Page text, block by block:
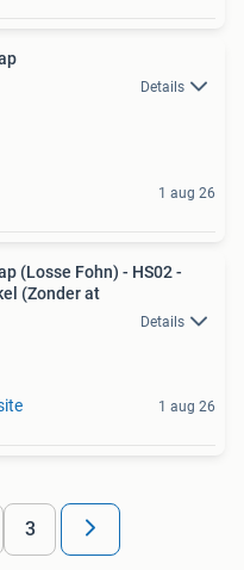
Details
1 aug 26
(Losse Fohn) - HS02 -
(Zonder at
Details
1 aug 26
3